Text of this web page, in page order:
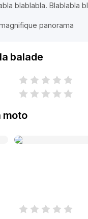
blablabla. Blablabla
panorama
balade
moto